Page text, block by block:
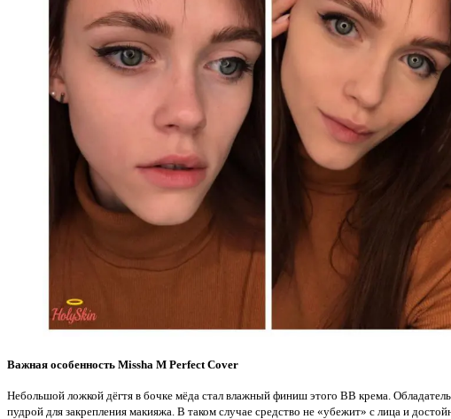
Важная особенность Missha M Perfect Cover
Небольшой ложкой дёгтя в бочке мёда стал влажный финиш этого ВВ крема.
пудрой для закрепления макияжа. В таком случае средство не «убежит» с лица и